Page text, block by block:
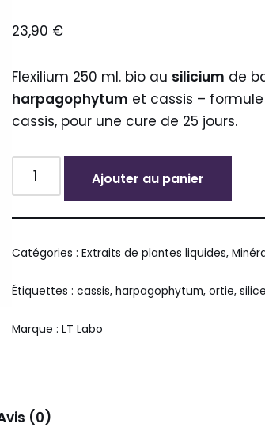
23,90 €
Flexilium 250 ml. bio au silicium de
harpagophytum et cassis –
cassis, pour une cure de 25 jours.
Ajouter au panier
Alternative:
Catégories :Extraits de plantes liquides,
Étiquettes :cassis,harpagophytum,ortie,
Marque :LT Labo
(0)